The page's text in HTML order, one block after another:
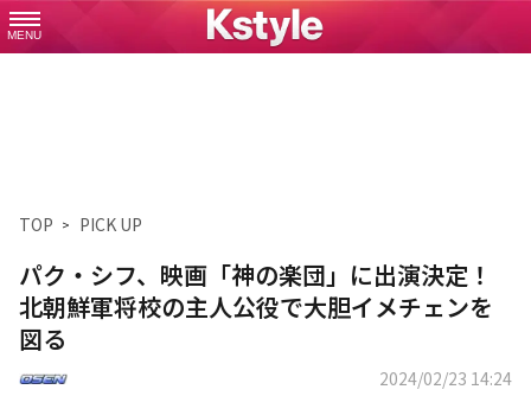
MENU
TOP PICK UP
パク・シフ、映画「神の楽団」に出演決定！
北朝鮮軍将校の主人公役で大胆イメチェンを
図る
2024/02/23 14:24